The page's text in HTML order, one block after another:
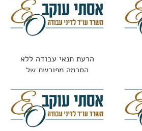
הרעת תנאי עבודה ללא
הסכמה מפורשת של